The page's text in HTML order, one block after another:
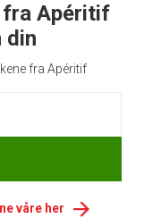
fra Apéritif
din
fra Apéritif
våre her